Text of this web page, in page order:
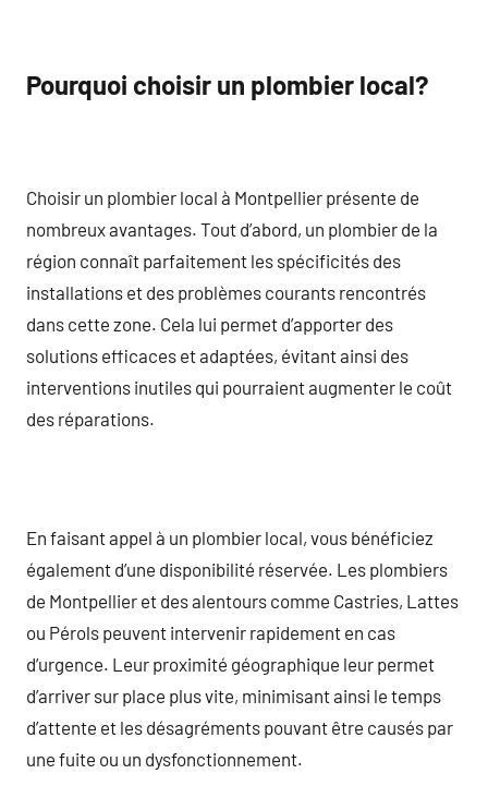
Pourquoi choisir un plombier local?
Choisir un plombier local à Montpellier présente de
nombreux avantages. Tout d’abord, un plombier de la
région connaît parfaitement les spécificités des
installations et des problèmes courants rencontrés
dans cette zone. Cela lui permet d’apporter des
solutions efficaces et adaptées, évitant ainsi des
interventions inutiles qui pourraient augmenter le coût
des réparations.
En faisant appel à un plombier local, vous bénéficiez
également d’une disponibilité réservée. Les plombiers
de Montpellier et des alentours comme Castries, Lattes
ou Pérols peuvent intervenir rapidement en cas
d’urgence. Leur proximité géographique leur permet
d’arriver sur place plus vite, minimisant ainsi le temps
d’attente et les désagréments pouvant être causés par
une fuite ou un dysfonctionnement.